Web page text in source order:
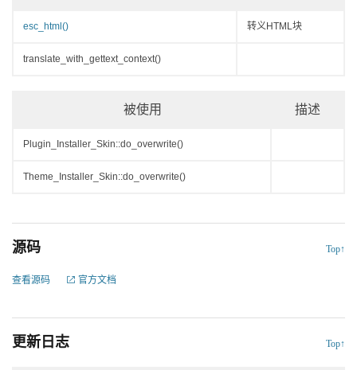
esc_html() 转义HTML块
translate_with_gettext_context()
被使用 描述
Plugin_Installer_Skin::do_overwrite()
Theme_Installer_Skin::do_overwrite()
源码 Top↑
查看源码 官方文档
更新日志 Top↑